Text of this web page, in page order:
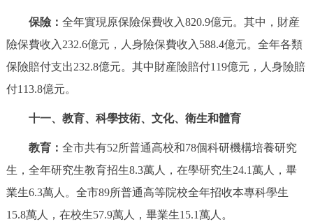
保險： 全年實現原保險保費收入820.9億元。其中，財産
險保費收入232.6億元，人身險保費收入588.4億元。全年各類
保險賠付支出232.8億元。其中財産險賠付119億元，人身險賠
付113.8億元。
十一、教育、科學技術、文化、衛生和體育
教育： 全市共有52所普通高校和78個科研機構培養研究
生，全年研究生教育招生8.3萬人，在學研究生24.1萬人，畢
業生6.3萬人。全市89所普通高等院校全年招收本專科學生
15.8萬人，在校生57.9萬人，畢業生15.1萬人。